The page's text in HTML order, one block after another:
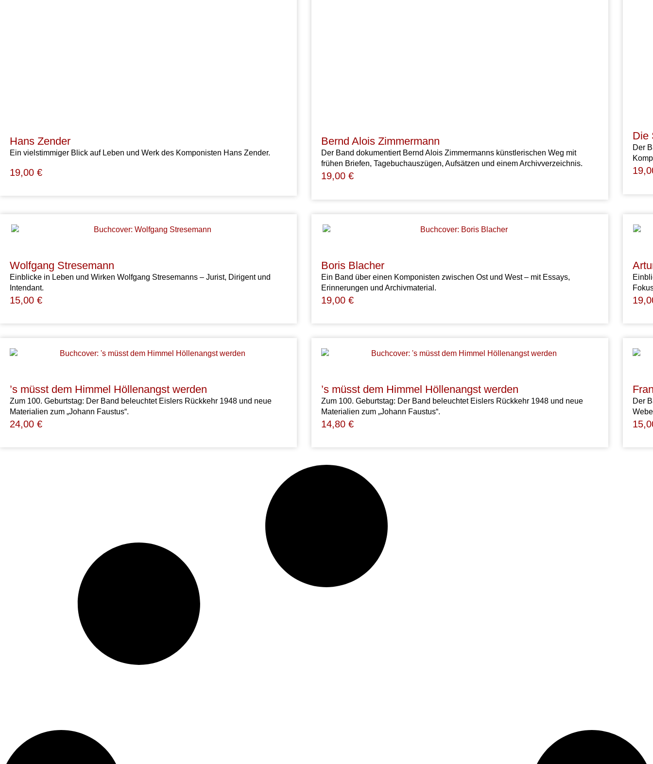
Hans Zender
Ein vielstimmiger Blick auf Leben und Werk des Komponisten Hans Zender.
19,00 €
Bernd Alois Zimmermann
Der Band dokumentiert Bernd Alois Zimmermanns künstlerischen Weg mit
frühen Briefen, Tagebuchauszügen, Aufsätzen und einem Archivverzeichnis.
19,00 €
Die
Der
Wolfgang Stresemann
Einblicke in Leben und Wirken Wolfgang Stresemanns – Jurist, Dirigent und
Intendant.
15,00 €
Boris Blacher
Ein Band über einen Komponisten zwischen Ost und West – mit Essays,
Erinnerungen und Archivmaterial.
19,00 €
’s müsst dem Himmel Höllenangst werden
Zum 100. Geburtstag: Der Band beleuchtet Eislers Rückkehr 1948 und neue
Materialien zum „Johann Faustus“.
24,00 €
’s müsst dem Himmel Höllenangst werden
Zum 100. Geburtstag: Der Band beleuchtet Eislers Rückkehr 1948 und neue
Materialien zum „Johann Faustus“.
14,80 €
Der